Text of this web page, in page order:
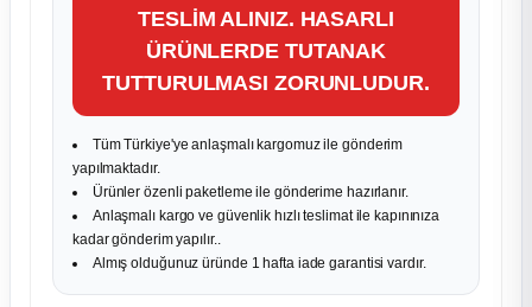
TESLİM ALINIZ. HASARLI
ÜRÜNLERDE TUTANAK
TUTTURULMASI ZORUNLUDUR.
Tüm Türkiye'ye anlaşmalı kargomuz ile gönderim
yapılmaktadır.
Ürünler özenli paketleme ile gönderime hazırlanır.
Anlaşmalı kargo ve güvenlik hızlı teslimat ile kapınınıza
kadar gönderim yapılır..
Almış olduğunuz üründe 1 hafta iade garantisi vardır.